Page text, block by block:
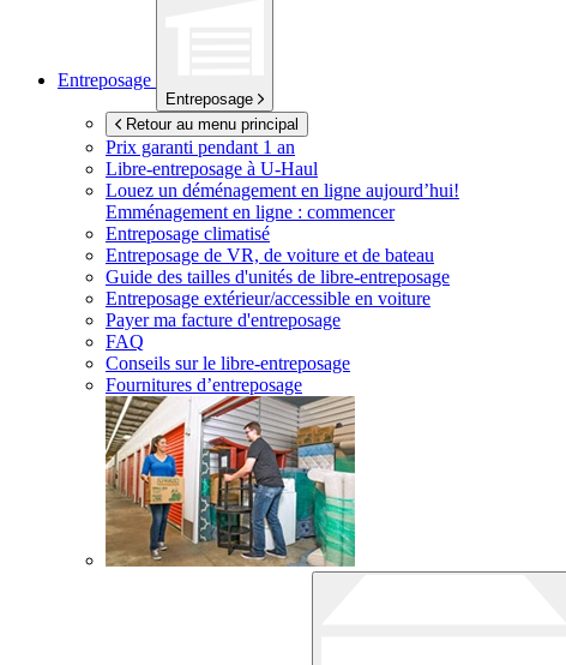
Entreposage
Entreposage
Retour au menu principal
Prix garanti pendant 1 an
Libre-entreposage à U-Haul
Louez un déménagement en ligne aujourd’hui!
Emménagement en ligne : commencer
Entreposage climatisé
Entreposage de VR, de voiture et de bateau
Guide des tailles d'unités de libre-entreposage
Entreposage extérieur/accessible en voiture
Payer ma facture d'entreposage
FAQ
Conseils sur le libre-entreposage
Fournitures d’entreposage